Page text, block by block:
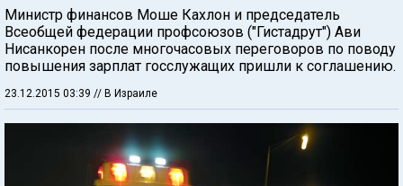
Министр финансов Моше Кахлон и председатель
Всеобщей федерации профсоюзов ("Гистадрут") Ави
Нисанкорен после многочасовых переговоров по поводу
повышения зарплат госслужащих пришли к соглашению.
23.12.2015 03:39 // В Израиле